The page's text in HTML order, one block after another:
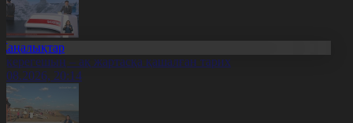
– ақ жартасқа қашалған тарих
20:14